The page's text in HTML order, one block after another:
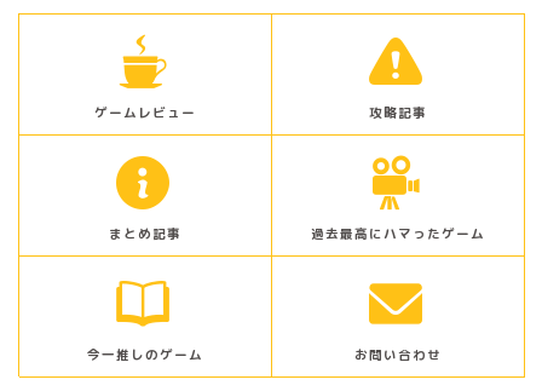
ゲームレビュー 攻略記事
まとめ記事 過去最高にハマったゲーム
今一推しのゲーム お問い合わせ